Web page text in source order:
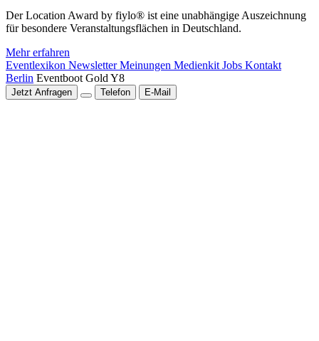
Der Location Award by fiylo® ist eine unabhängige Auszeichnung
für besondere Veranstaltungsflächen in Deutschland.
Mehr erfahren
Eventlexikon NewsletterMeinungen Medienkit Jobs Kontakt
Berlin Eventboot Gold Y8
Jetzt Anfragen Telefon E-Mail